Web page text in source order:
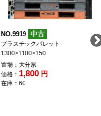
NO.9919 中古
プラスチックパレット
1300×1100×150
置場：大分県
価格： 1,800円
在庫：60